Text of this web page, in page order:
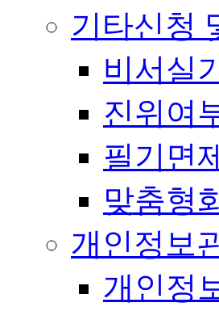
기타신청
비서실
진위여
필기면
맞춤형
개인정보
개인정